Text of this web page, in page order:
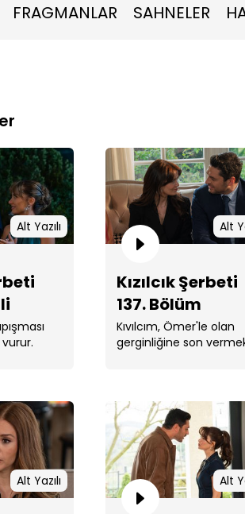
FRAGMANLAR SAHNELER
Alt Yazılı Alt
Kızılcık Şerbeti
137. Bölüm
Kıvılcım, Ömer'le olan
gerginliğine son
Alt Yazılı Alt